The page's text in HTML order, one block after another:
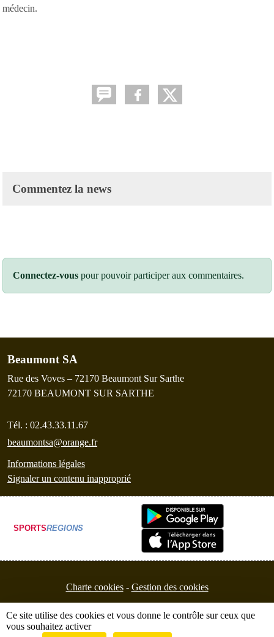
médecin.
Commentez la news
Connectez-vous pour pouvoir participer aux commentaires.
Beaumont SA
Rue des Voves – 72170 Beaumont Sur Sarthe
72170 BEAUMONT SUR SARTHE
Tél. : 02.43.33.11.67
beaumontsa@orange.fr
Informations légales
Signaler un contenu inapproprié
SPORTSREGIONS
Charte cookies Gestion des cookies
Ce site utilise des cookies et vous donne le contrôle sur ceux que
vous souhaitez activer